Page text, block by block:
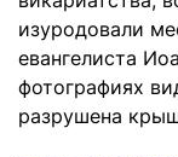
изуродовали
евангелиста
фотографиях
разрушена